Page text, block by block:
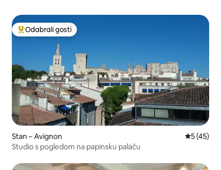
Među najviše rangiranima s oznakom „Odabrali gosti”
Odabrali gosti
Stan – Avignon Prosječna
5 (45)
Studio s pogledom na papinsku palaču